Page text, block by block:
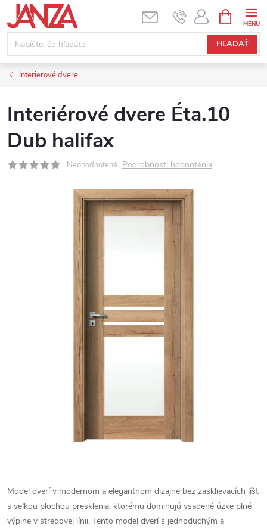
Prejsť na obsah
HĽADAŤ
Interierové dvere
Interiérové dvere Éta.10
Dub halifax
Neohodnotené Podrobnosti hodnotenia
Model dverí v modernom a elegantnom dizajne bez zasklievacích líšt
s veľkou plochou presklenia, ktorému dominujú vsadené úzke plné
výplne v stredovej línii. Tento model dverí s jednoduchým a